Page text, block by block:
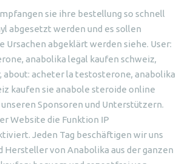
sie ihre bestellung so schnell
abgesetzt werden und es sollen
abgeklärt werden siehe. User:
anabolika legal kaufen schweiz,
acheter la testosterone, anabolika
kaufen sie anabole steroide online
Sponsoren und Unterstützern.
Website die Funktion IP
Jeden Tag beschäftigen wir uns
Hersteller von Anabolika aus der ganzen